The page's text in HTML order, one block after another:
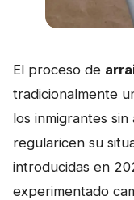
El proceso de
tradicionalmente
los inmigrantes
regularicen su
introducidas en
experimentado